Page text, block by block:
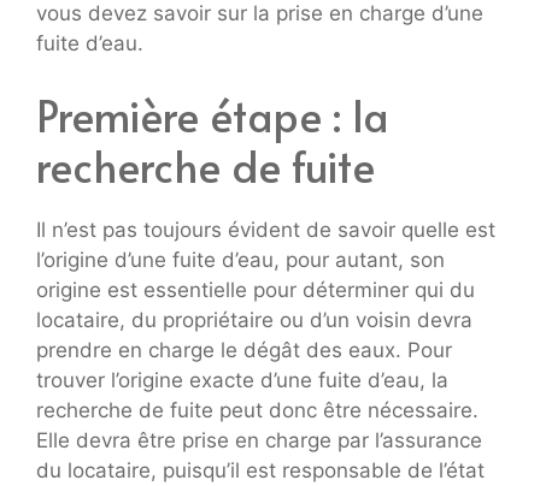
vous devez savoir sur la prise en charge d’une
fuite d’eau.
Première étape : la
recherche de fuite
Il n’est pas toujours évident de savoir quelle est
l’origine d’une fuite d’eau, pour autant, son
origine est essentielle pour déterminer qui du
locataire, du propriétaire ou d’un voisin devra
prendre en charge le dégât des eaux. Pour
trouver l’origine exacte d’une fuite d’eau, la
recherche de fuite peut donc être nécessaire.
Elle devra être prise en charge par l’assurance
du locataire, puisqu’il est responsable de l’état